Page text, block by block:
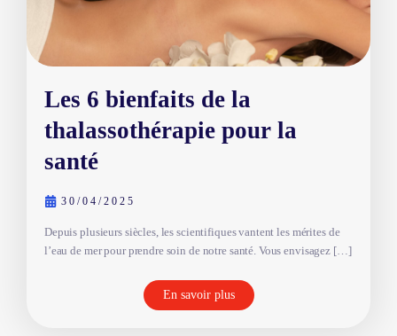
Les 6 bienfaits de la
thalassothérapie pour la
santé
30/04/2025
Depuis plusieurs siècles, les scientifiques vantent les mérites de
l’eau de mer pour prendre soin de notre santé. Vous envisagez […]
En savoir plus